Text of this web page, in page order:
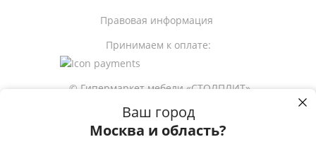
Ваш город
Москва и область?
© Гипермаркет мебели «СТОЛПЛИТ»
Принимаем к оплате:
Правовая информация